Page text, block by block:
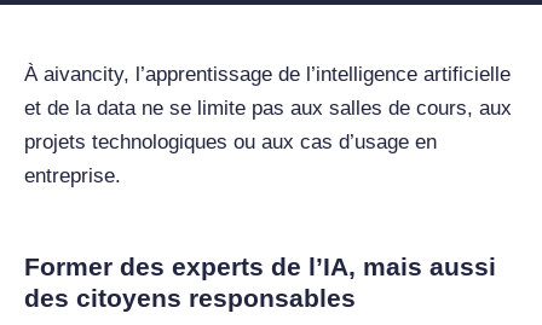
À aivancity, l’apprentissage de l’intelligence artificielle
et de la data ne se limite pas aux salles de cours, aux
projets technologiques ou aux cas d’usage en
entreprise.
Former des experts de l’IA, mais aussi
des citoyens responsables